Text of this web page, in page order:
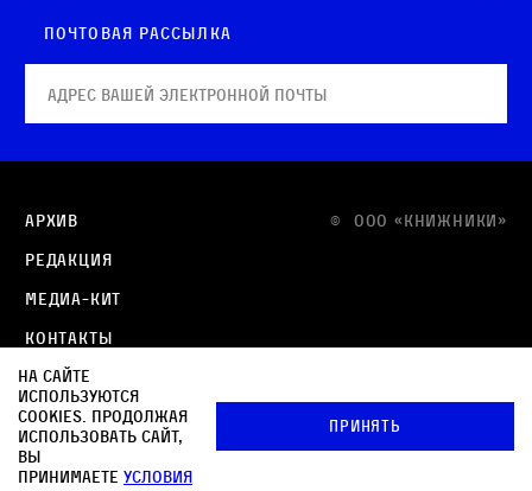
Почтовая рассылка
© OOO «КНИЖНИКИ»
Архив
Редакция
Медиа-кит
Контакты
Политика в отношении обработки персональных
данных
Политика обработки файлов cookie
На сайте
используются
cookies. Продолжая
использовать сайт,
вы
принимаете условия
Принять